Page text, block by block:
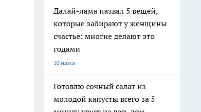
Далай-лама назвал 5 вещей,
которые забирают у женщины
счастье: многие делают это
годами
10 июля
Готовлю сочный салат из
молодой капусты всего за 5